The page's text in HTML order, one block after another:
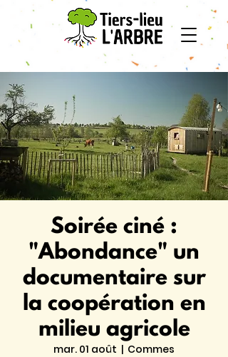
Soirée ciné :
"Abondance" un
documentaire sur
la coopération en
milieu agricole
mar. 01 août
  |
Commes